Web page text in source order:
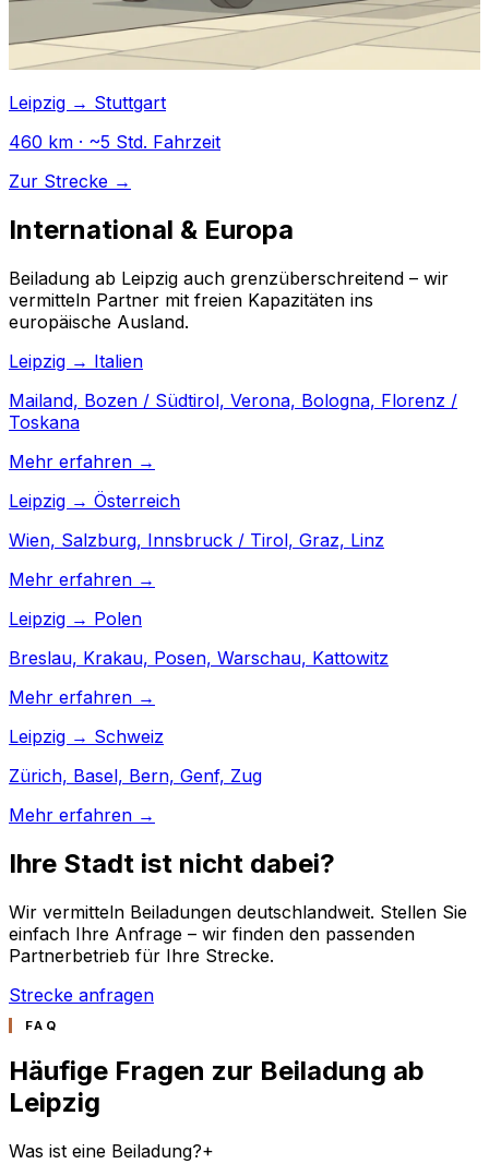
Leipzig → Stuttgart
460 km · ~5 Std. Fahrzeit
Zur Strecke →
International & Europa
Beiladung ab Leipzig auch grenzüberschreitend – wir
vermitteln Partner mit freien Kapazitäten ins
europäische Ausland.
Leipzig → Italien
Mailand, Bozen / Südtirol, Verona, Bologna, Florenz /
Toskana
Mehr erfahren →
Leipzig → Österreich
Wien, Salzburg, Innsbruck / Tirol, Graz, Linz
Mehr erfahren →
Leipzig → Polen
Breslau, Krakau, Posen, Warschau, Kattowitz
Mehr erfahren →
Leipzig → Schweiz
Zürich, Basel, Bern, Genf, Zug
Mehr erfahren →
Ihre Stadt ist nicht dabei?
Wir vermitteln Beiladungen deutschlandweit. Stellen Sie
einfach Ihre Anfrage – wir finden den passenden
Partnerbetrieb für Ihre Strecke.
Strecke anfragen
FAQ
Häufige Fragen zur Beiladung ab
Leipzig
Was ist eine Beiladung?+